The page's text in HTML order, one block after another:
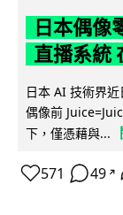
日本偶像
直播系統
日本 AI 技術界
偶像前
下，僅憑藉與...
571 49 ↗